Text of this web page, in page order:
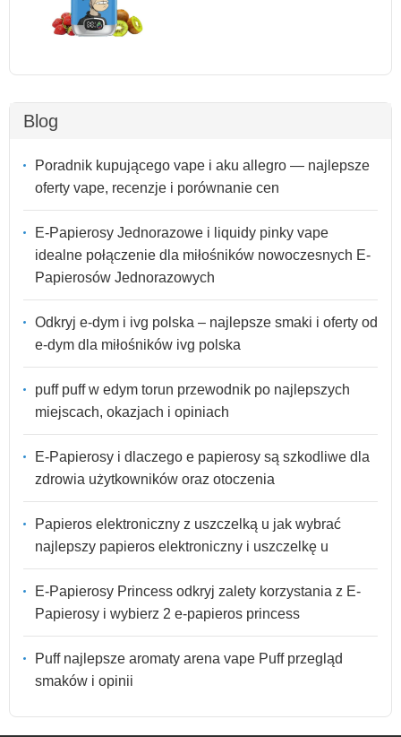
Blog
Poradnik kupującego vape i aku allegro — najlepsze
oferty vape, recenzje i porównanie cen
E-Papierosy Jednorazowe i liquidy pinky vape
idealne połączenie dla miłośników nowoczesnych E-
Papierosów Jednorazowych
Odkryj e-dym i ivg polska – najlepsze smaki i oferty od
e-dym dla miłośników ivg polska
puff puff w edym torun przewodnik po najlepszych
miejscach, okazjach i opiniach
E-Papierosy i dlaczego e papierosy są szkodliwe dla
zdrowia użytkowników oraz otoczenia
Papieros elektroniczny z uszczelką u jak wybrać
najlepszy papieros elektroniczny i uszczelkę u
E-Papierosy Princess odkryj zalety korzystania z E-
Papierosy i wybierz 2 e-papieros princess
Puff najlepsze aromaty arena vape Puff przegląd
smaków i opinii